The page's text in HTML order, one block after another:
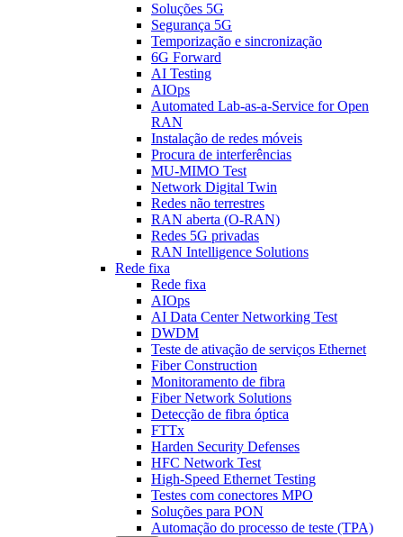
Soluções 5G
Segurança 5G
Temporização e sincronização
6G Forward
AI Testing
AIOps
Automated Lab-as-a-Service for Open
RAN
Instalação de redes móveis
Procura de interferências
MU-MIMO Test
Network Digital Twin
Redes não terrestres
RAN aberta (O-RAN)
Redes 5G privadas
RAN Intelligence Solutions
Rede fixa
Rede fixa
AIOps
AI Data Center Networking Test
DWDM
Teste de ativação de serviços Ethernet
Fiber Construction
Monitoramento de fibra
Fiber Network Solutions
Detecção de fibra óptica
FTTx
Harden Security Defenses
HFC Network Test
High-Speed Ethernet Testing
Testes com conectores MPO
Soluções para PON
Automação do processo de teste (TPA)